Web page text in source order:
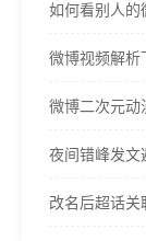
如何看别人的
微博视频解析
微博二次元动
夜间错峰发文
改名后超话关